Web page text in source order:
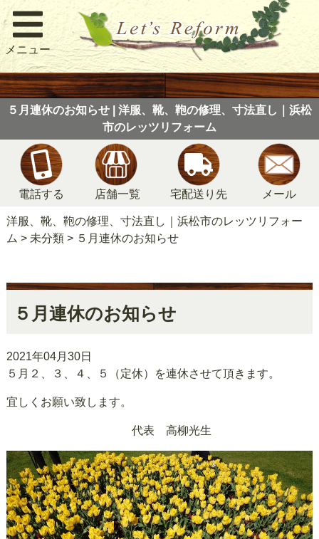
メニュー
５月連休のお知らせ | 洋服、靴、鞄の修理、寸法直し｜浜松
市のレッツリフォーム
電話する 店舗一覧 宅配送り先 メール
洋服、靴、鞄の修理、寸法直し｜浜松市のレッツリフォー
ム > 未分類> ５月連休のお知らせ
５月連休のお知らせ
2021年04月30日
５月２、３、４、５（定休）を連休させて頂きます。
宜しくお願い致します。
代表 高柳光生